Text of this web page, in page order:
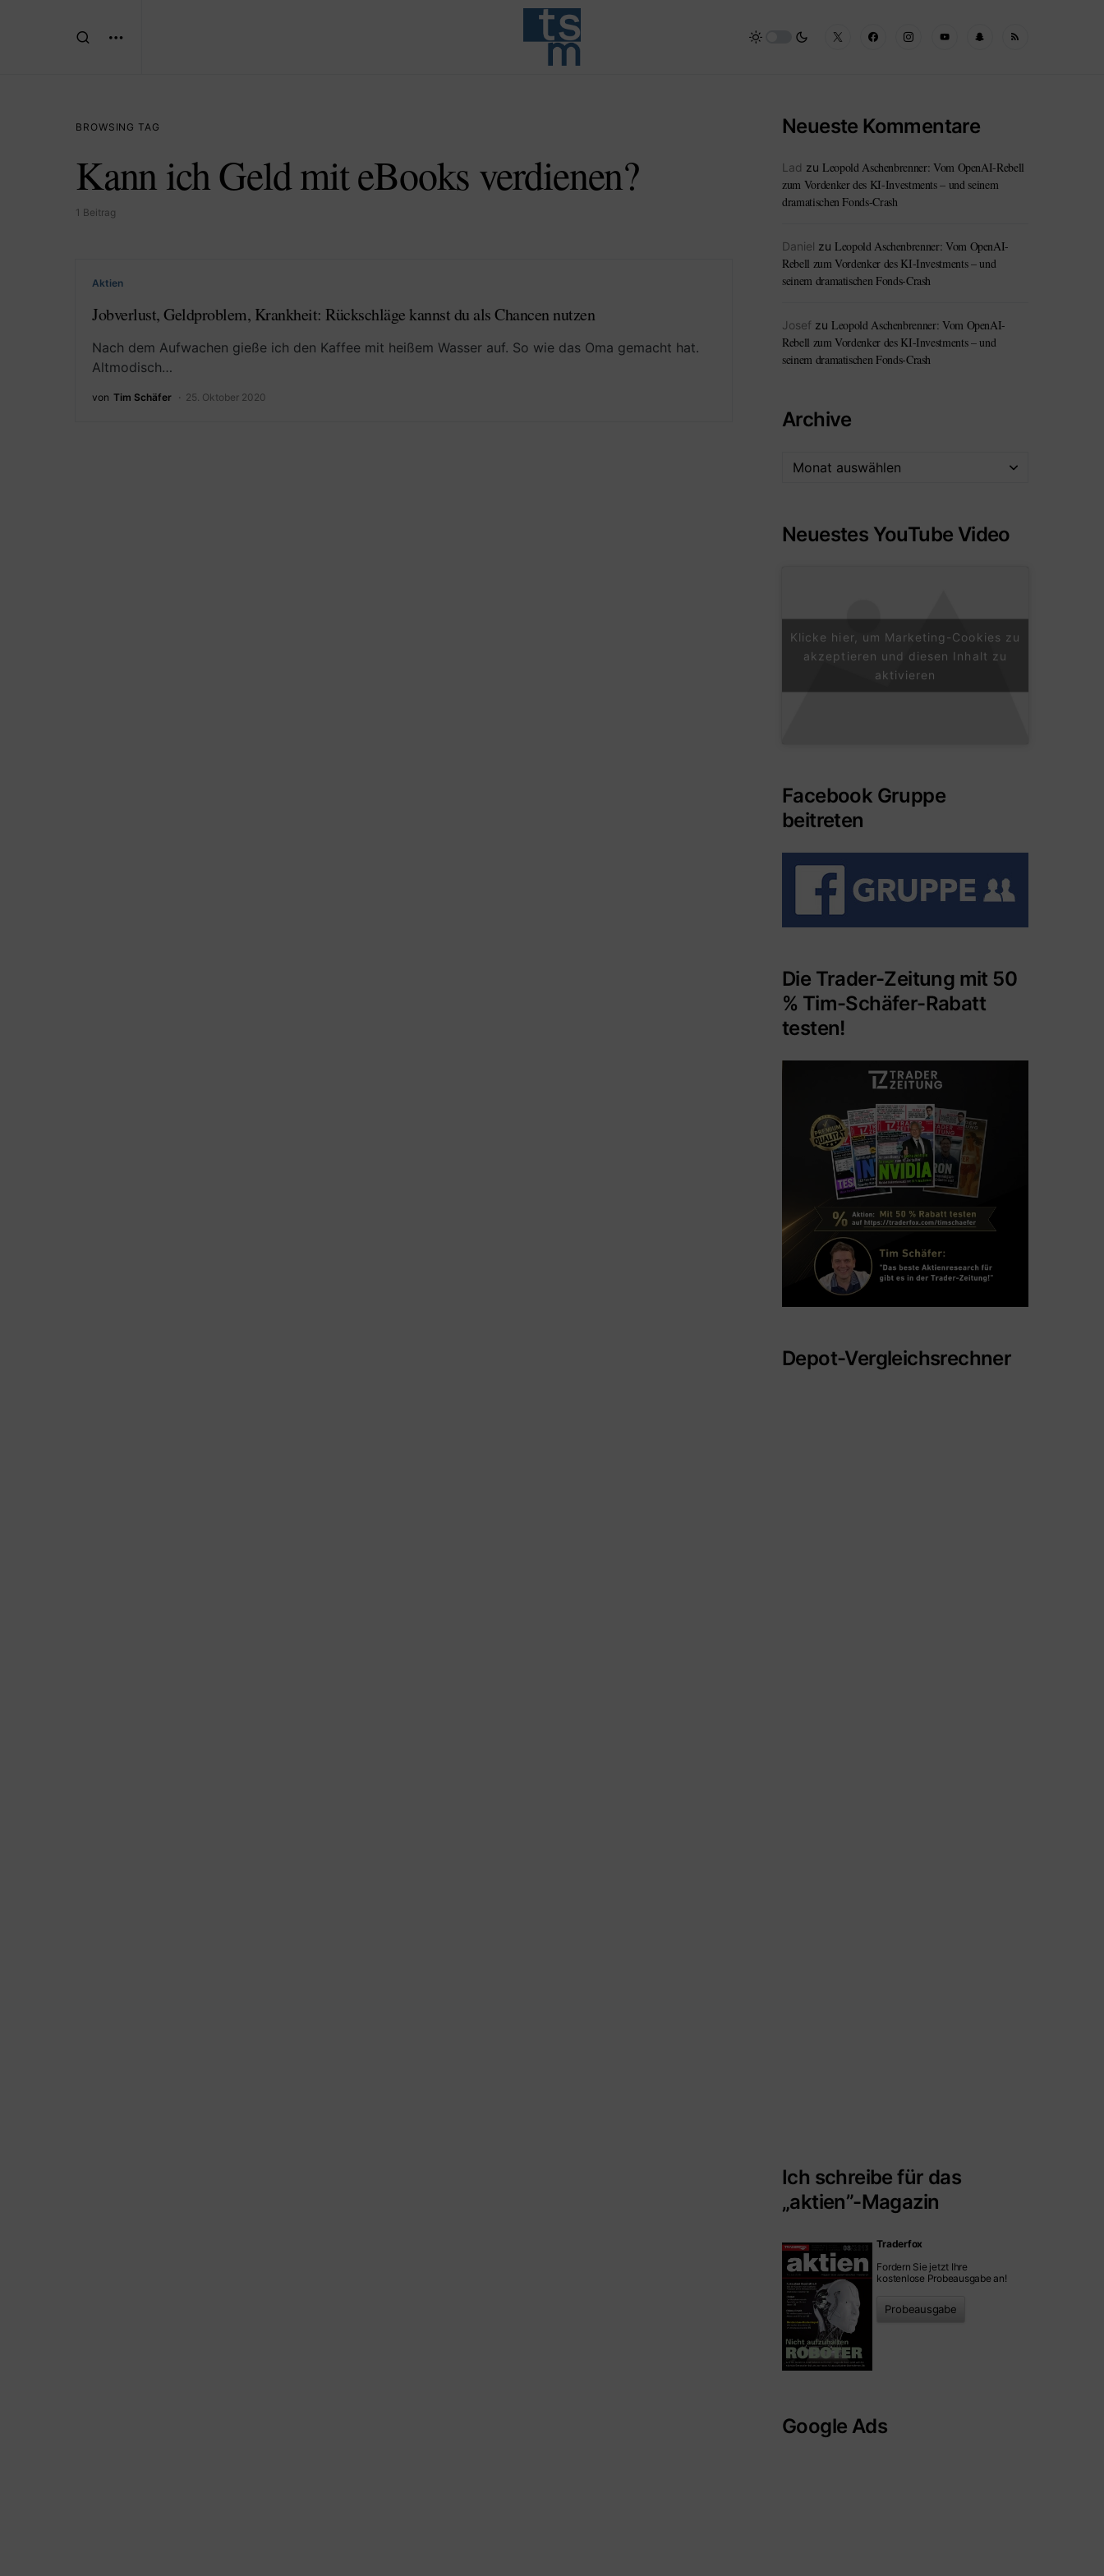
BROWSING TAG
Kann ich Geld mit eBooks verdienen?
1 Beitrag
Aktien
Jobverlust, Geldproblem, Krankheit: Rückschläge kannst du als Chancen nutzen
Nach dem Aufwachen gieße ich den Kaffee mit heißem Wasser auf. So wie das Oma gemacht hat.
Altmodisch…
von Tim Schäfer 25. Oktober 2020
Neueste Kommentare
Lad zu Leopold Aschenbrenner: Vom OpenAI-Rebell
zum Vordenker des KI-Investments – und seinem
dramatischen Fonds-Crash
Daniel zu Leopold Aschenbrenner: Vom OpenAI-
Rebell zum Vordenker des KI-Investments – und
seinem dramatischen Fonds-Crash
Josef zu Leopold Aschenbrenner: Vom OpenAI-
Rebell zum Vordenker des KI-Investments – und
seinem dramatischen Fonds-Crash
Archive
Neuestes YouTube Video
Klicke hier, um Marketing-Cookies zu
akzeptieren und diesen Inhalt zu
aktivieren
Facebook Gruppe
beitreten
Die Trader-Zeitung mit 50
% Tim-Schäfer-Rabatt
testen!
Depot-Vergleichsrechner
Ich schreibe für das
„aktien”-Magazin
Traderfox
Fordern Sie jetzt Ihre
kostenlose Probeausgabe an!
Probeausgabe
Google Ads